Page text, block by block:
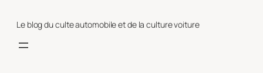
Le blog du culte automobile et de la culture voiture